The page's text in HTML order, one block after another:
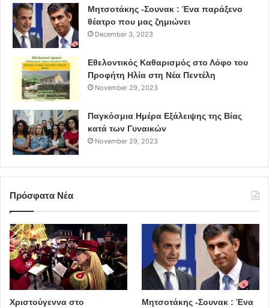
Ο Μιχάλης Χορευτάκης γεννήθηκε και μεγάλωσε στην
Κίσαμο Χανίων.
Αποφοίτησε από τη Νομική Σχολή του Καποδιστριακού
Πανεπιστημίου
Αθηνών τον Ιούνιο του 2008.
Επικοινωνίας και
Μέσων Μαζικής Ενημέρωσης του Πανεπιστημίου Αθηνών,
κύκλο σπουδών, λαμβάνοντας το δεύτερο πτυχίο του το
2012.
Ήδη από το 2010 άρχισε να απασχολείται ως
δημοσιογράφος σε
τηλεοπτικούς σταθμούς (Star Channel, Ant1) και σε
ηλεκτρονικά μέσα ενημέρωσης. Οι Βελουδένιες
Μητσοτάκης -Σουνακ : Ένα παράξενο
θέατρο που μας ζημιώνει
December 3, 2023
Εθελοντικός Καθαρισμός στο Λόφο του
Προφήτη Ηλία στη Νέα Πεντέλη
November 29, 2023
Παγκόσμια Ημέρα Εξάλειψης της Βίας
κατά των Γυναικών
November 29, 2023
Πρόσφατα Νέα
Χριστούγεννα στο
Μητσοτάκης -Σουνακ : Ένα